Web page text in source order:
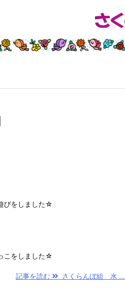
びをしました☆
こをしました☆
記事を読む さくらんぼ組 水 ...